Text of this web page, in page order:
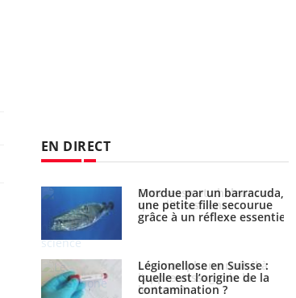
EN DIRECT
Mordue par un barracuda,
une petite fille secourue
grâce à un réflexe essentiel
Légionellose en Suisse :
quelle est l’origine de la
contamination ?